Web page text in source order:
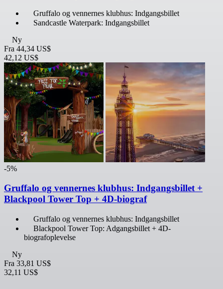
Gruffalo og vennernes klubhus: Indgangsbillet
Sandcastle Waterpark: Indgangsbillet
Ny
Fra 44,34 US$
42,12 US$
-5%
Gruffalo og vennernes klubhus: Indgangsbillet +
Blackpool Tower Top + 4D-biograf
Gruffalo og vennernes klubhus: Indgangsbillet
Blackpool Tower Top: Adgangsbillet + 4D-
biografoplevelse
Ny
Fra 33,81 US$
32,11 US$